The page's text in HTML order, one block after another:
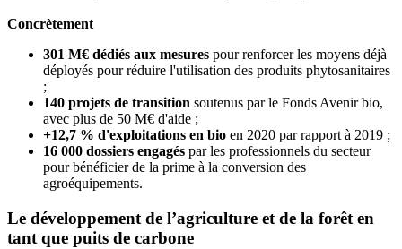
Concrètement
301 M€ dédiés aux mesures pour renforcer les moyens déjà
déployés pour réduire l'utilisation des produits phytosanitaires
;
140 projets de transition soutenus par le Fonds Avenir bio,
avec plus de 50 M€ d'aide ;
+12,7 % d'exploitations en bio en 2020 par rapport à 2019 ;
16 000 dossiers engagés par les professionnels du secteur
pour bénéficier de la prime à la conversion des
agroéquipements.
Le développement de l’agriculture et de la forêt en
tant que puits de carbone